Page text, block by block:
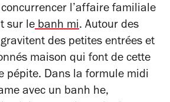
l’affaire familiale
sur le banh mi. Autour des
des petites entrées et
maison qui font de cette
pépite. Dans la formule midi
avec un banh he,